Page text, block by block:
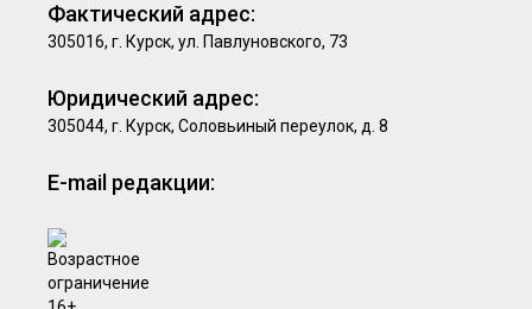
Фактический адрес:
305016, г. Курск, ул. Павлуновского, 73
Юридический адрес:
305044, г. Курск, Соловьиный переулок, д. 8
E-mail редакции: